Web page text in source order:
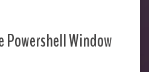
Powershell Window